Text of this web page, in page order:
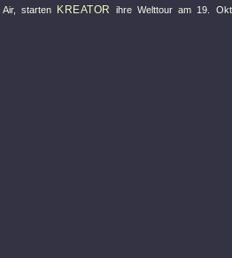
starten
KREATOR
ihre Welttour am 19.